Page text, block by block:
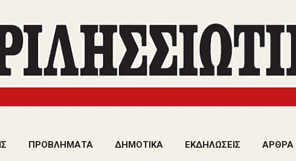
ΠΡΟΒΛΗΜΑΤΑ ΔΗΜΟΤΙΚΑ ΕΚΔΗΛΩΣΕΙΣ ΑΡΘΡΑ